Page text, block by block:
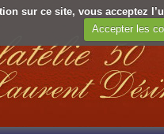
sur ce site, vous acceptez
Accepter les